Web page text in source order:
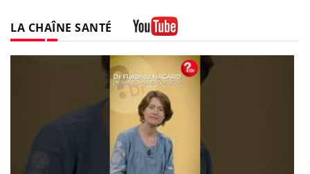
LA CHAÎNE SANTÉ